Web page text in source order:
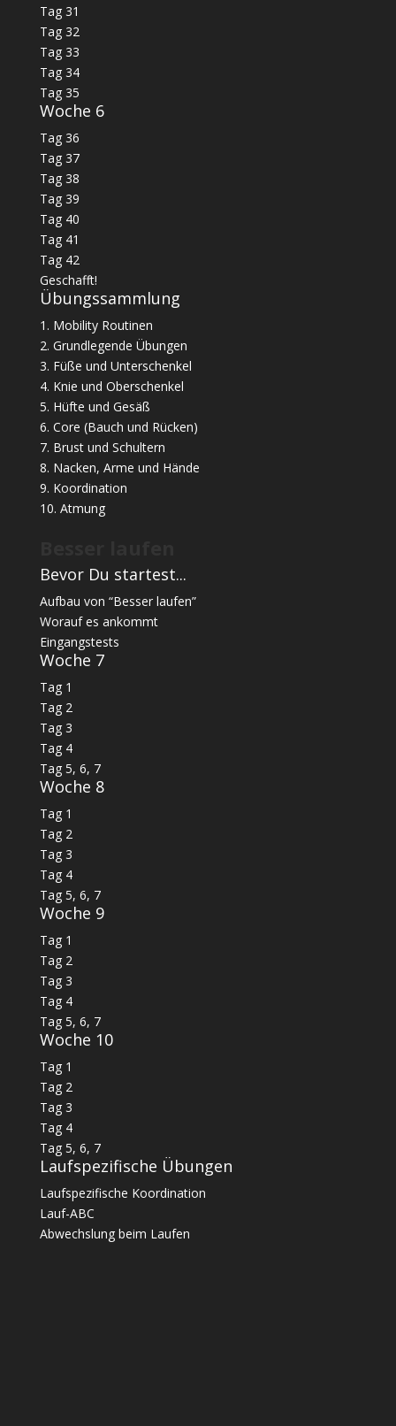
Tag 31
Tag 32
Tag 33
Tag 34
Tag 35
Woche 6
Tag 36
Tag 37
Tag 38
Tag 39
Tag 40
Tag 41
Tag 42
Geschafft!
Übungssammlung
1. Mobility Routinen
2. Grundlegende Übungen
3. Füße und Unterschenkel
4. Knie und Oberschenkel
5. Hüfte und Gesäß
6. Core (Bauch und Rücken)
7. Brust und Schultern
8. Nacken, Arme und Hände
9. Koordination
10. Atmung
Bevor Du startest...
Aufbau von “Besser laufen”
Worauf es ankommt
Eingangstests
Woche 7
Tag 1
Tag 2
Tag 3
Tag 4
Tag 5, 6, 7
Woche 8
Tag 1
Tag 2
Tag 3
Tag 4
Tag 5, 6, 7
Woche 9
Tag 1
Tag 2
Tag 3
Tag 4
Tag 5, 6, 7
Woche 10
Tag 1
Tag 2
Tag 3
Tag 4
Tag 5, 6, 7
Laufspezifische Übungen
Laufspezifische Koordination
Lauf-ABC
Abwechslung beim Laufen